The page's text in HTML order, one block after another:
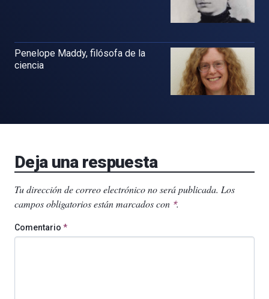
Penelope Maddy, filósofa de la
ciencia
Deja una respuesta
Tu dirección de correo electrónico no será publicada. Los
campos obligatorios están marcados con *.
Comentario *